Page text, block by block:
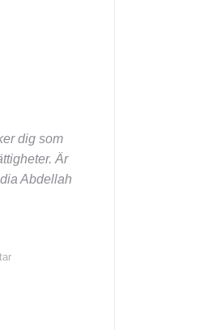
dig som
Är
Abdellah